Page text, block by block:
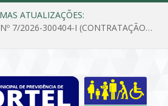
ATUALIZAÇÕES:
Dispensa de Licitação Nº 7/2026-300404-I (CONTRATAÇÃO DE EMPRESA PARA MANUTENÇÃO E REPARAÇÃO DE APARELHOS DE AR CONDICIONADO, EM ATENDIMENTO ÀS NECESSIDADES DO INSTITUTO DE PREVIDÊNCIA MUNICIPAL DE PORTEL/PA)